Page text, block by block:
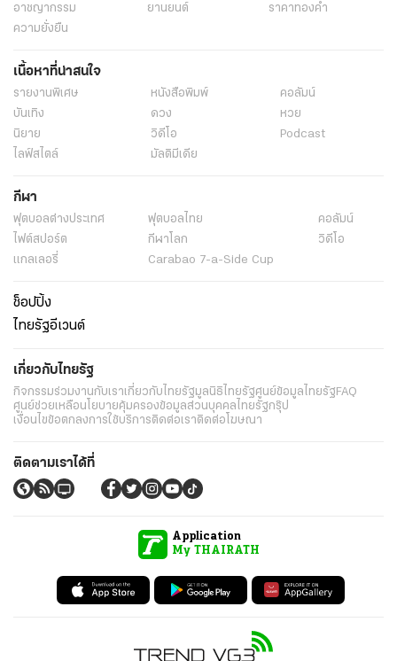
อาชญากรรม
ยานยนต์
ราคาทองคำ
ความยั่งยืน
เนื้อหาที่น่าสนใจ
รายงานพิเศษ หนังสือพิมพ์
คอลัมน์
บันเทิง
ดวง
หวย
นิยาย
วิดีโอ
Podcast
ไลฟ์สไตล์
มัลติมีเดีย
กีฬา
ฟุตบอลต่่างประเทศ ฟุตบอลไทย
คอลัมน์
ไฟต์สปอร์ต
กีฬาโลก
วิดีโอ
แกลเลอรี่
Carabao 7-a-Side Cup
ช็อปปิ้ง
ไทยรัฐอีเวนต์
เกี่ยวกับไทยรัฐ
กิจกรรมร่วมงานกับเราเกี่ยวกับไทยรัฐมูลนิธิไทยรัฐศูนย์ข้อมูลไทยรัฐFAQ
ศูนย์ช่วยเหลือนโยบายคุ้มครองข้อมูลส่วนบุคคลไทยรัฐกรุ๊ป
เงื่อนไขข้อตกลงการใช้บริการติดต่อเราติดต่อโฆษณา
ติดตามเราได้ที่
Application
My THAIRATH